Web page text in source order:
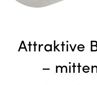
Attraktive
–